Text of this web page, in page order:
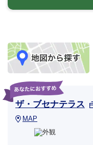
ザ・ブセナテラス
MAP